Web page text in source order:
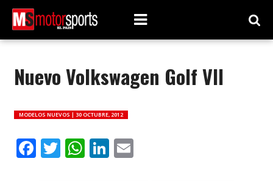
Nuevo Volkswagen Golf VII
MODELOS NUEVOS | 30 OCTUBRE, 2012
Facebook
Twitter
WhatsApp
LinkedIn
Email